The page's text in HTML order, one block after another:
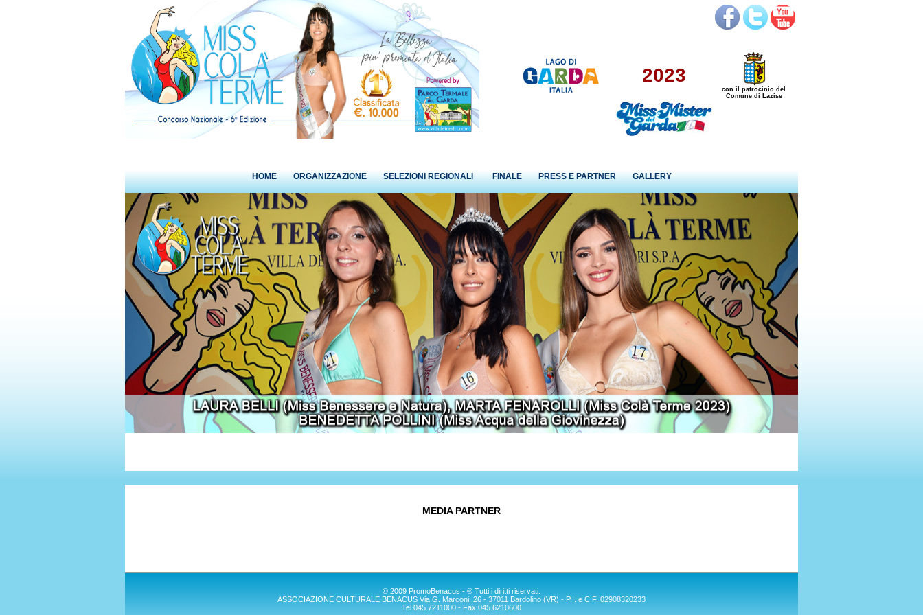
2023
con il patrocinio del
Comune di Lazise
HOME ORGANIZZAZIONE SELEZIONI REGIONALI FINALE PRESS E PARTNER GALLERY
MEDIA PARTNER
© 2009 PromoBenacus - ® Tutti i diritti riservati.
ASSOCIAZIONE CULTURALE BENACUS Via G. Marconi, 26 - 37011 Bardolino (VR) - P.I. e C.F. 02908320233
Tel 045.7211000 - Fax 045.6210600